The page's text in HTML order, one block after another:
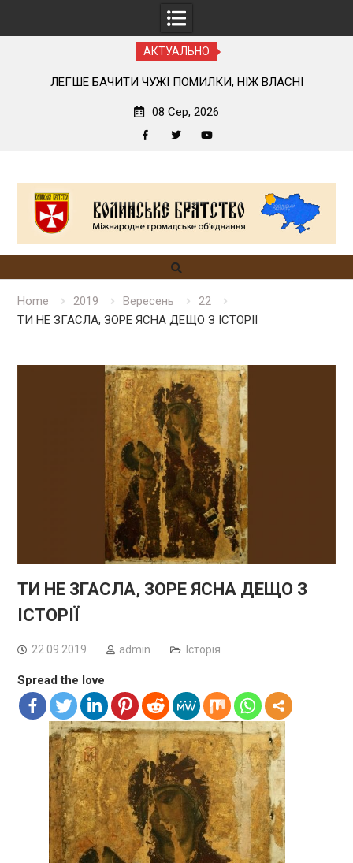
АКТУАЛЬНО
ЛЕГШЕ БАЧИТИ ЧУЖІ ПОМИЛКИ, НІЖ ВЛАСНІ
08 Сер, 2026
content
Home 2019 Вересень
22
ТИ НЕ ЗГАСЛА, ЗОРЕ ЯСНА ДЕЩО З ІСТОРІЇ
ТИ НЕ ЗГАСЛА, ЗОРЕ ЯСНА ДЕЩО З
ІСТОРІЇ
22.09.2019 admin Історія
Spread the love